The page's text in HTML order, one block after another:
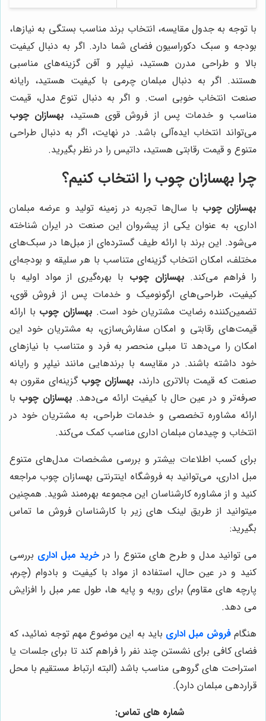
با توجه به جدول مقایسه، انتخاب برند مناسب بستگی به نیازها،
بودجه و سبک دکوراسیون فضای شما دارد. اگر به دنبال کیفیت
بالا و طراحی مدرن هستید، نیلپر و آفن گزینه‌های مناسبی
هستند. اگر به دنبال مبلمان چرمی با کیفیت هستید، رایانه
صنعت انتخاب خوبی است. و اگر به دنبال تنوع مدل، قیمت
مناسب و خدمات پس از فروش قوی هستید، بهسازان چوب
می‌تواند انتخاب ایده‌آلی باشد. در نهایت، اگر به دنبال طراحی
متنوع و قیمت رقابتی هستید، داتیس را در نظر بگیرید.
چرا بهسازان چوب را انتخاب کنیم؟
بهسازان چوب با سال‌ها تجربه در زمینه تولید و عرضه مبلمان
اداری، به عنوان یکی از پیشروان این صنعت در ایران شناخته
می‌شود. این برند با ارائه طیف گسترده‌ای از مبل‌ها در سبک‌های
مختلف، امکان انتخاب گزینه‌ای متناسب با هر سلیقه و بودجه‌ای
را فراهم می‌کند. بهسازان چوب با بهره‌گیری از مواد اولیه با
کیفیت، طراحی‌های ارگونومیک و خدمات پس از فروش قوی،
تضمین‌کننده رضایت مشتریان خود است. بهسازان چوب با ارائه
قیمت‌های رقابتی و امکان سفارش‌سازی، به مشتریان خود این
امکان را می‌دهد تا مبلی منحصر به فرد و متناسب با نیازهای
خود داشته باشند. در مقایسه با برندهایی مانند نیلپر و رایانه
صنعت که قیمت بالاتری دارند، بهسازان چوب گزینه‌ای مقرون به
صرفه‌تر و در عین حال با کیفیت ارائه می‌دهد. بهسازان چوب با
ارائه مشاوره تخصصی و خدمات طراحی، به مشتریان خود در
انتخاب و چیدمان مبلمان اداری مناسب کمک می‌کند.
برای کسب اطلاعات بیشتر و بررسی مشخصات مدل‌های متنوع
مبل اداری، می‌توانید به فروشگاه اینترنتی بهسازان چوب مراجعه
کنید و از مشاوره کارشناسان این مجموعه بهره‌مند شوید. همچنین
میتوانید از طریق لینک های زیر با کارشناسان فروش ما تماس
بگیرید:
می توانید مدل و طرح های متنوع را در خرید مبل اداری بررسی
کنید و در عین حال، استفاده از مواد با کیفیت و بادوام (چرم،
پارچه های مقاوم) برای رویه و پایه ها، طول عمر مبل را افزایش
می دهد.
هنگامفروش مبل اداری باید به این موضوع مهم توجه نمائید، که
فضای کافی برای نشستن چند نفر را فراهم کند تا برای جلسات یا
استراحت های گروهی مناسب باشد (البته ارتباط مستقیم با محل
قراردهی مبلمان دارد).
شماره های تماس: